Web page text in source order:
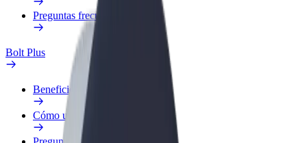
Preguntas frecuentes
Bolt Plus
Beneficios
Cómo unirse